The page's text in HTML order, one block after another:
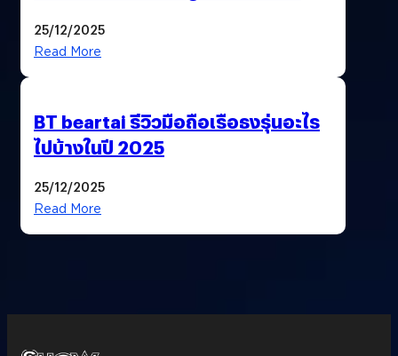
25/12/2025
Read More
BT beartai รีวิวมือถือเรือธงรุ่นอะไร
ไปบ้างในปี 2025
25/12/2025
Read More